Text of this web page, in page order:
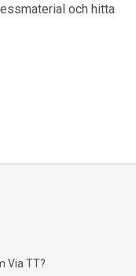
och hitta
Via TT?